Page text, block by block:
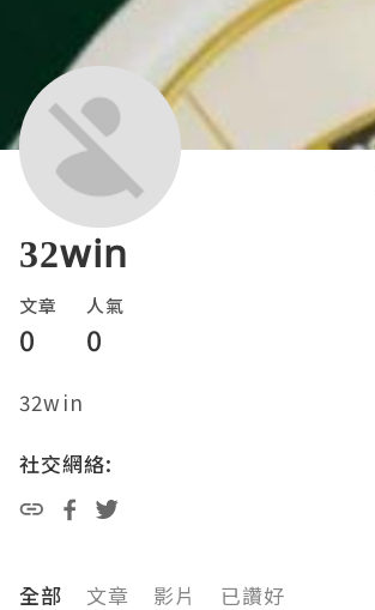
32win
文章
0
人氣
0
32win
社交網絡:
全部 文章 影片 已讚好